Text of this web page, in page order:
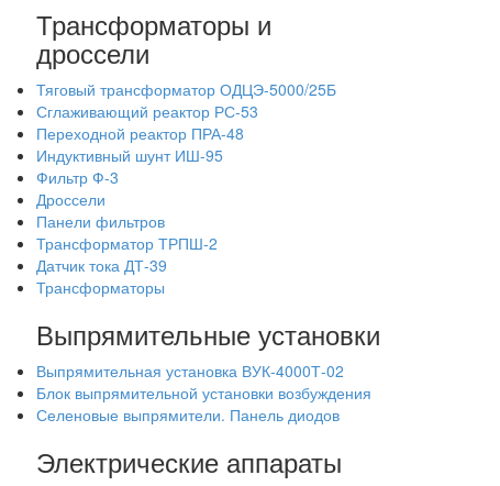
Трансформаторы и
дроссели
Тяговый трансформатор ОДЦЭ-5000/25Б
Сглаживающий реактор РС-53
Переходной реактор ПРА-48
Индуктивный шунт ИШ-95
Фильтр Ф-3
Дроссели
Панели фильтров
Трансформатор ТРПШ-2
Датчик тока ДТ-39
Трансформаторы
Выпрямительные установки
Выпрямительная установка ВУК-4000Т-02
Блок выпрямительной установки возбуждения
Селеновые выпрямители. Панель диодов
Электрические аппараты